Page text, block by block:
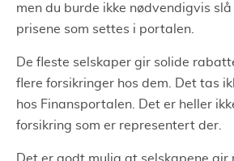
men du burde ikke nødvendigvis
prisene som settes i portalen.
De fleste selskaper gir solide
flere forsikringer hos dem. Det tas
hos Finansportalen. Det er heller
forsikring som er representert der.